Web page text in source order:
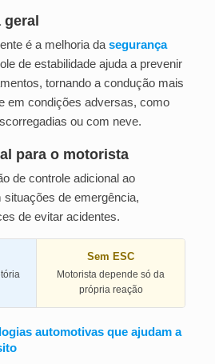
geral
é a melhoria da segurança
de estabilidade ajuda a prevenir
tornando a condução mais
em condições adversas, como
ou com neve.
para o motorista
de controle adicional ao
de emergência,
de evitar acidentes.
Sem ESC
Motorista depende só da
própria reação
automotivas que ajudam a